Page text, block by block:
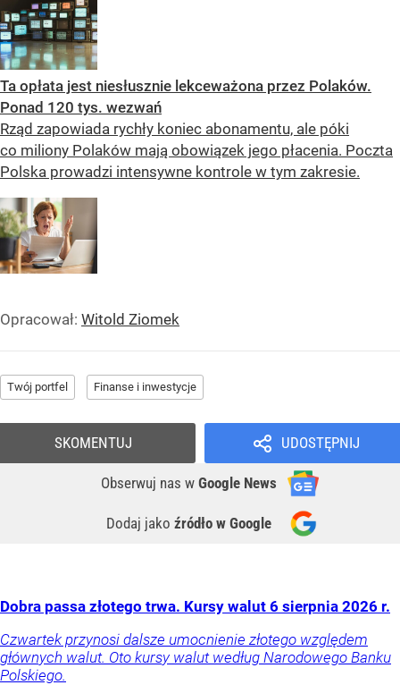
Ta opłata jest niesłusznie lekceważona przez Polaków.
Ponad 120 tys. wezwań
Rząd zapowiada rychły koniec abonamentu, ale póki
co miliony Polaków mają obowiązek jego płacenia. Poczta
Polska prowadzi intensywne kontrole w tym zakresie.
Opracował: Witold Ziomek
Twój portfel Finanse i inwestycje
UDOSTĘPNIJ
Obserwuj nas w Google News
Dodaj jako źródło w Google
SKOMENTUJ
Dobra passa złotego trwa. Kursy walut 6 sierpnia 2026 r.
Czwartek przynosi dalsze umocnienie złotego względem
głównych walut. Oto kursy walut według Narodowego Banku
Polskiego.